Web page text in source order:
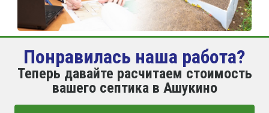
Понравилась наша работа?
Теперь давайте расчитаем стоимость
вашего септика в Ашукино